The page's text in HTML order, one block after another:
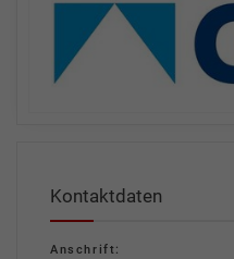
Kontaktdaten
Anschrift: